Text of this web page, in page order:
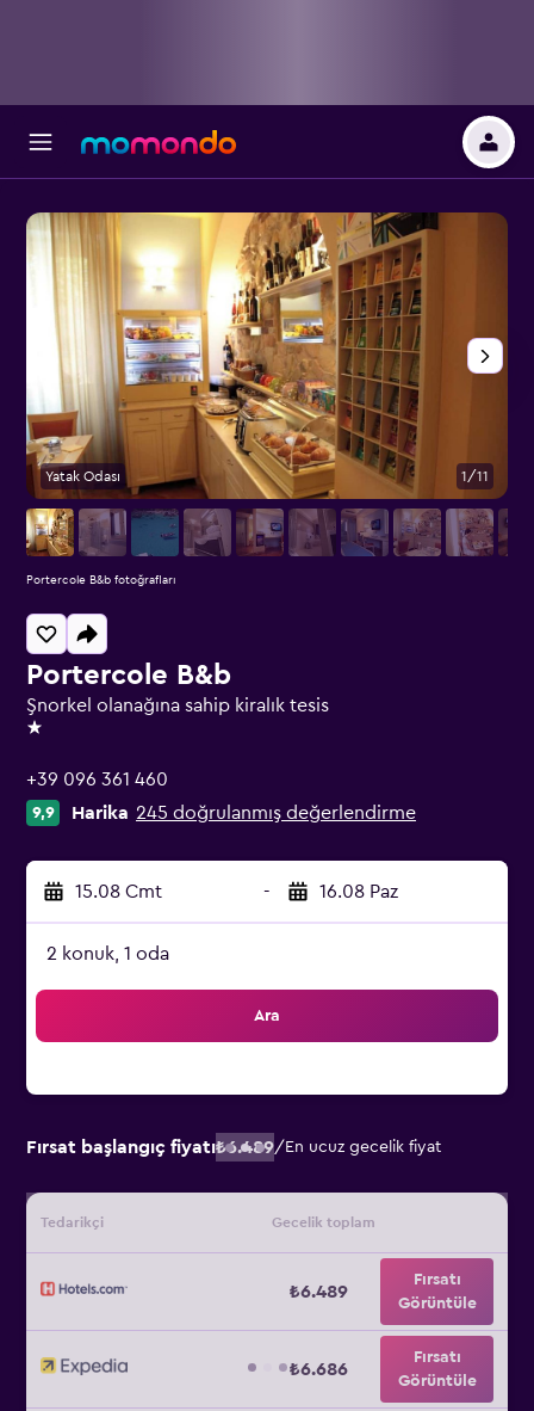
Portercole B&b
Şnorkel olanağına sahip kiralık tesis
1 yıldız
+39 096 361 460
9,9 Harika 245 doğrulanmış değerlendirme
15.08 Cmt - 16.08 Paz
2 konuk, 1 oda
Ara
Fırsat başlangıç fiyatı₺6.489/ En ucuz gecelik fiyat
Tedarikçi Gecelik toplam
₺6.489
Fırsatı
Görüntüle
₺6.686
Fırsatı
Görüntüle
Yatak Odası 1/11
Portercole B&b fotoğrafları